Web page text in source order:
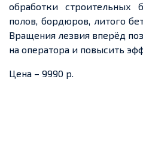
обработки строительных
полов, бордюров, литого
Вращения лезвия вперёд
на оператора и повысить
Цена – 9990 р.